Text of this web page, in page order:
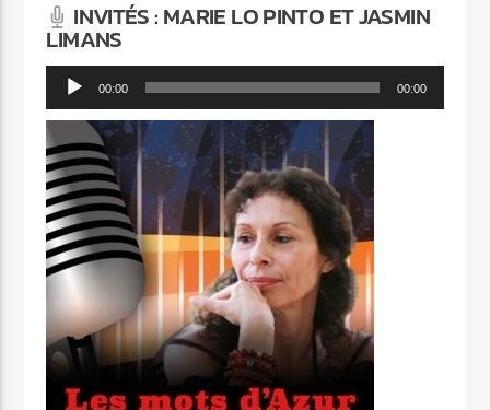
INVITÉS : MARIE LO PINTO ET JASMIN
LIMANS
Lecteur 00:00 00:00